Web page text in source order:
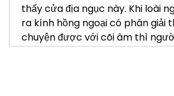
thấy cửa địa ngục này. Khi loài
ra kính hồng ngoại có phân giải
chuyện được với cõi âm thì